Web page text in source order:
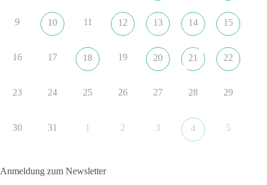
#NATO #Gipfeltreffen #Frieden #Sicherheit
Grundrechte der Natur – ein Angriff auf das Grundgesetz?
Im Politischen Frühschoppen diskutieren die Teilnehmer das
Verhältnis von Mensch, Natur und Grundgesetz.
9 10 11 12 13 14 15
16 17 18 19 20 21 22
23 24 25 26 27 28 29
30 31 1 2 3 4 5
Anmeldung zum Newsletter